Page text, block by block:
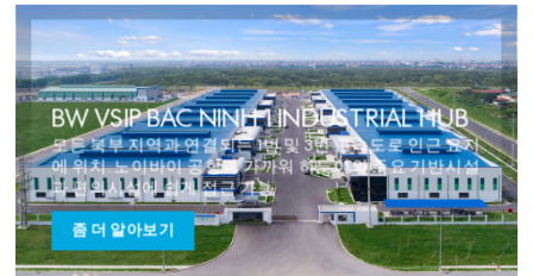
BW VSIP BAC NINH 1 INDUSTRIAL HUB
모든 북부 지역과 연결되는 1번 및 3번 고속도로 인근 요지
에 위치. 노이바이 공항과 가까워 하노이의 주요 기반시설
과 편의시설에 쉽게 접근 가능
좀 더 알아보기